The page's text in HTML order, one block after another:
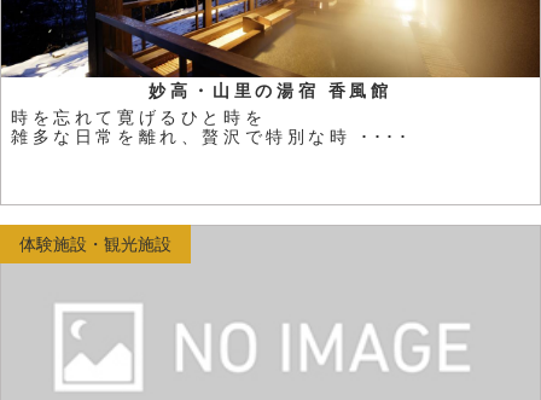
妙高・山里の湯宿 香風館
時を忘れて寛げるひと時を
雑多な日常を離れ、贅沢で特別な時 ････
体験施設・観光施設